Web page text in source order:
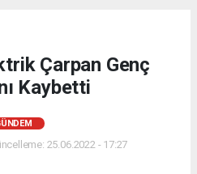
Çarpan Genç
Kaybetti
25.06.2022 - 17:27